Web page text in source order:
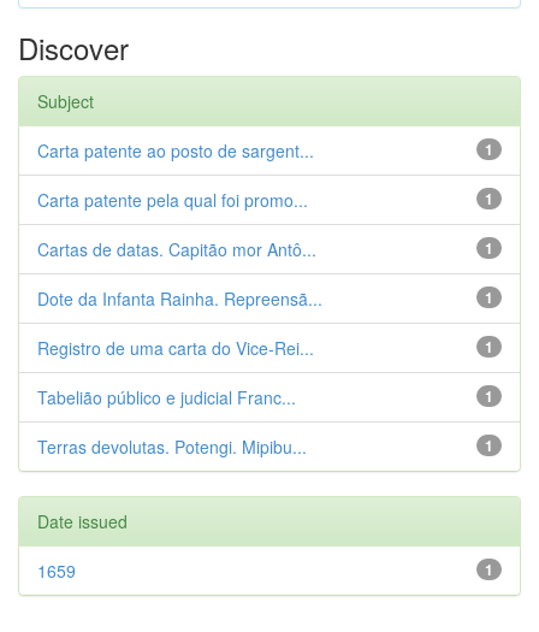
Discover
Subject
1
Carta patente ao posto de sargent...
1
Carta patente pela qual foi promo...
1
Cartas de datas. Capitão mor Antô...
1
Dote da Infanta Rainha. Repreensã...
1
Registro de uma carta do Vice-Rei...
1
Tabelião público e judicial Franc...
1
Terras devolutas. Potengi. Mipibu...
Date issued
1
1659